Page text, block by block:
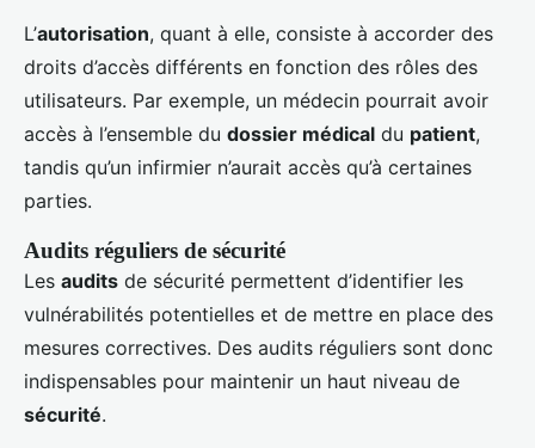
L’autorisation, quant à elle, consiste à accorder des
droits d’accès différents en fonction des rôles des
utilisateurs. Par exemple, un médecin pourrait avoir
accès à l’ensemble du dossier médical du patient,
tandis qu’un infirmier n’aurait accès qu’à certaines
parties.
Audits réguliers de sécurité
Les audits de sécurité permettent d’identifier les
vulnérabilités potentielles et de mettre en place des
mesures correctives. Des audits réguliers sont donc
indispensables pour maintenir un haut niveau de
sécurité.